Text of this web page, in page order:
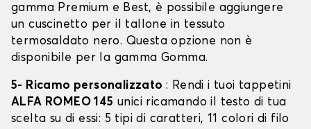
gamma Premium e Best, è possibile aggiungere
un cuscinetto per il tallone in tessuto
termosaldato nero. Questa opzione non è
disponibile per la gamma Gomma.
5- Ricamo personalizzato : Rendi i tuoi tappetini
ALFA ROMEO 145 unici ricamando il testo di tua
scelta su di essi: 5 tipi di caratteri, 11 colori di filo